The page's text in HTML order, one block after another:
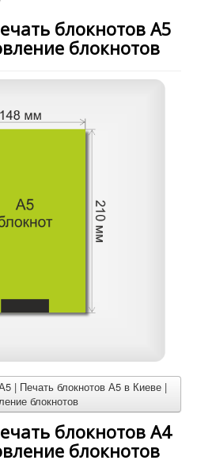
блокнотов А5
блокнотов
| Печать блокнотов А5 в Киеве |
блокнотов
блокнотов А4
блокнотов